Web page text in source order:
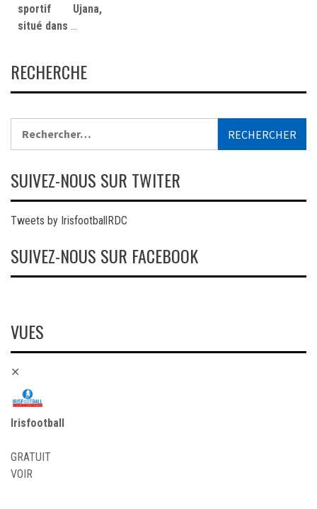
sportif Ujana,
situé dans …
RECHERCHE
SUIVEZ-NOUS SUR TWITER
Tweets by IrisfootballRDC
SUIVEZ-NOUS SUR FACEBOOK
VUES
✕
Irisfootball
GRATUIT
VOIR